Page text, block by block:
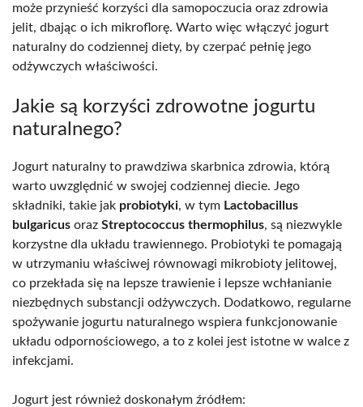
może przynieść korzyści dla samopoczucia oraz zdrowia
jelit, dbając o ich mikroflorę. Warto więc włączyć jogurt
naturalny do codziennej diety, by czerpać pełnię jego
odżywczych właściwości.
Jakie są korzyści zdrowotne jogurtu
naturalnego?
Jogurt naturalny to prawdziwa skarbnica zdrowia, którą
warto uwzględnić w swojej codziennej diecie. Jego
składniki, takie jak probiotyki, w tym Lactobacillus
bulgaricus oraz Streptococcus thermophilus, są niezwykle
korzystne dla układu trawiennego. Probiotyki te pomagają
w utrzymaniu właściwej równowagi mikrobioty jelitowej,
co przekłada się na lepsze trawienie i lepsze wchłanianie
niezbędnych substancji odżywczych. Dodatkowo, regularne
spożywanie jogurtu naturalnego wspiera funkcjonowanie
układu odpornościowego, a to z kolei jest istotne w walce z
infekcjami.
Jogurt jest również doskonałym źródłem: